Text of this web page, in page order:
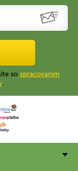
so spracovaním
.